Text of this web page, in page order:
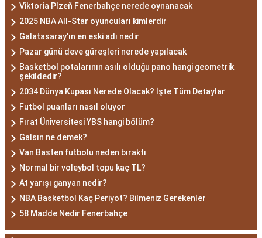
Viktoria Plzeň Fenerbahçe nerede oynanacak
2025 NBA All-Star oyuncuları kimlerdir
Galatasaray'ın en eski adı nedir
Pazar günü deve güreşleri nerede yapılacak
Basketbol potalarının asılı olduğu pano hangi geometrik
şekildedir?
2034 Dünya Kupası Nerede Olacak? İşte Tüm Detaylar
Futbol puanları nasıl oluyor
Fırat Üniversitesi YBS hangi bölüm?
Galsın ne demek?
Van Basten futbolu neden bıraktı
Normal bir voleybol topu kaç TL?
At yarışı ganyan nedir?
NBA Basketbol Kaç Periyot? Bilmeniz Gerekenler
58 Madde Nedir Fenerbahçe